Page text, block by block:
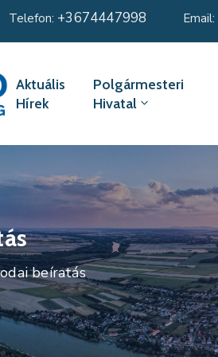
Telefon: +3674447998 Email:
Aktuális
Hírek
Polgármesteri
Hivatal
beíratás